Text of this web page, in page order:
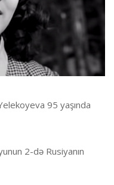
95 yaşında
2-də Rusiyanın